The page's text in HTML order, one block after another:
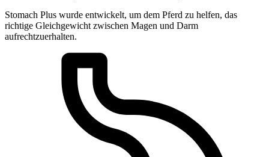
Stomach Plus wurde entwickelt, um dem Pferd zu helfen, das
richtige Gleichgewicht zwischen Magen und Darm
aufrechtzuerhalten.